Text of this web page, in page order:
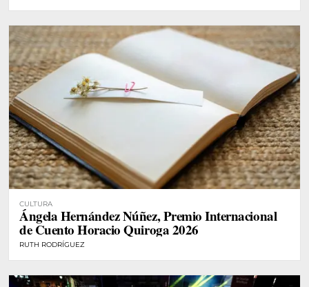
CULTURA
Ángela Hernández Núñez, Premio Internacional
de Cuento Horacio Quiroga 2026
RUTH RODRÍGUEZ